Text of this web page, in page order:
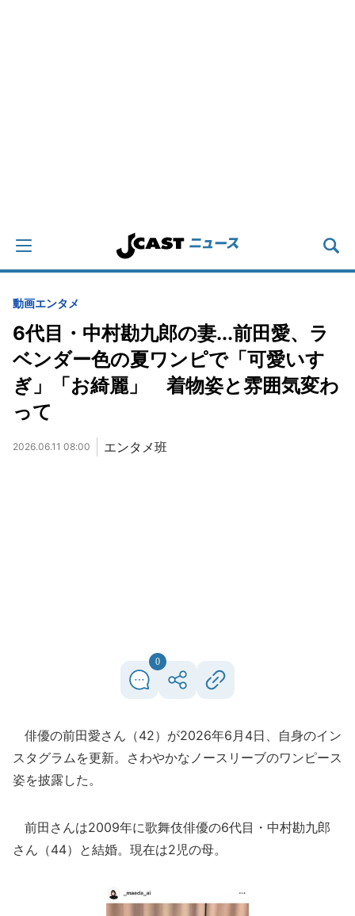
動画エンタメ
6代目・中村勘九郎の妻...前田愛、ラ
ベンダー色の夏ワンピで「可愛いす
ぎ」「お綺麗」 着物姿と雰囲気変わ
って
2026.06.11 08:00 エンタメ班
0
俳優の前田愛さん（42）が2026年6月4日、自身のイン
スタグラムを更新。さわやかなノースリーブのワンピース
姿を披露した。
前田さんは2009年に歌舞伎俳優の6代目・中村勘九郎
さん（44）と結婚。現在は2児の母。